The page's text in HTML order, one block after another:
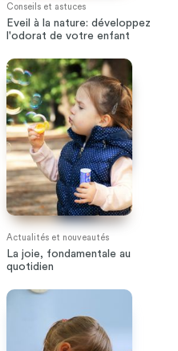
Conseils et astuces
Eveil à la nature: développez
l'odorat de votre enfant
Actualités et nouveautés
La joie, fondamentale au
quotidien